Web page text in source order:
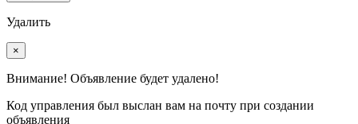
Удалить
×
Внимание! Объявление будет удалено!
Код управления был выслан вам на почту при создании
объявления